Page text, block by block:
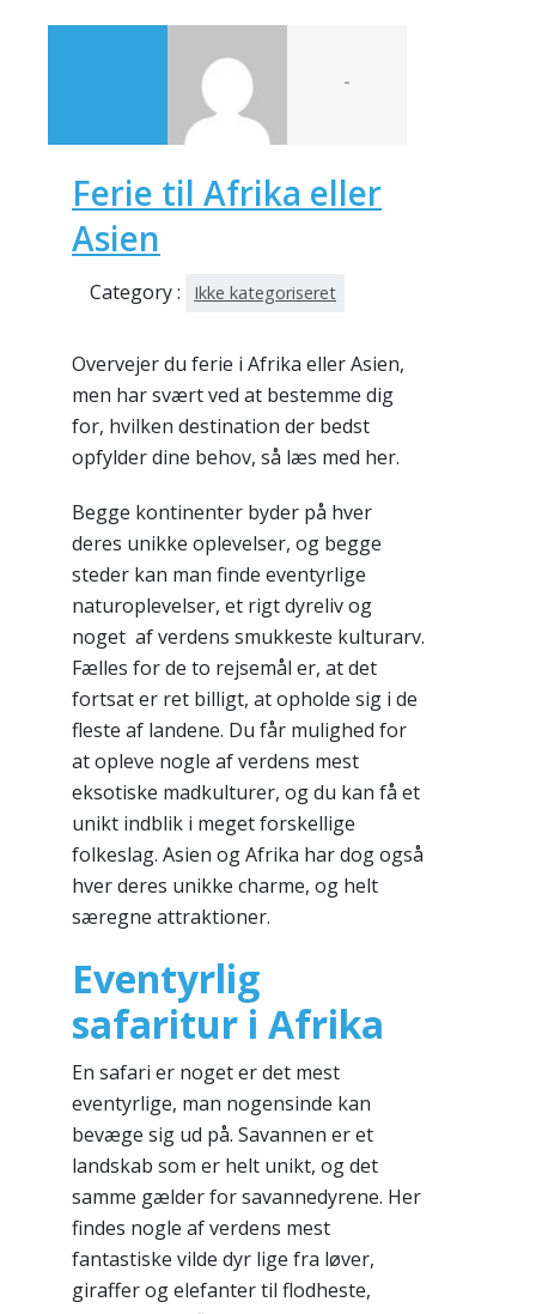
-
Ferie til Afrika eller
Asien
Category : Ikke kategoriseret
Overvejer du ferie i Afrika eller Asien,
men har svært ved at bestemme dig
for, hvilken destination der bedst
opfylder dine behov, så læs med her.
Begge kontinenter byder på hver
deres unikke oplevelser, og begge
steder kan man finde eventyrlige
naturoplevelser, et rigt dyreliv og
noget af verdens smukkeste kulturarv.
Fælles for de to rejsemål er, at det
fortsat er ret billigt, at opholde sig i de
fleste af landene. Du får mulighed for
at opleve nogle af verdens mest
eksotiske madkulturer, og du kan få et
unikt indblik i meget forskellige
folkeslag. Asien og Afrika har dog også
hver deres unikke charme, og helt
særegne attraktioner.
Eventyrlig
safaritur i Afrika
En safari er noget er det mest
eventyrlige, man nogensinde kan
bevæge sig ud på. Savannen er et
landskab som er helt unikt, og det
samme gælder for savannedyrene. Her
findes nogle af verdens mest
fantastiske vilde dyr lige fra løver,
giraffer og elefanter til flodheste,